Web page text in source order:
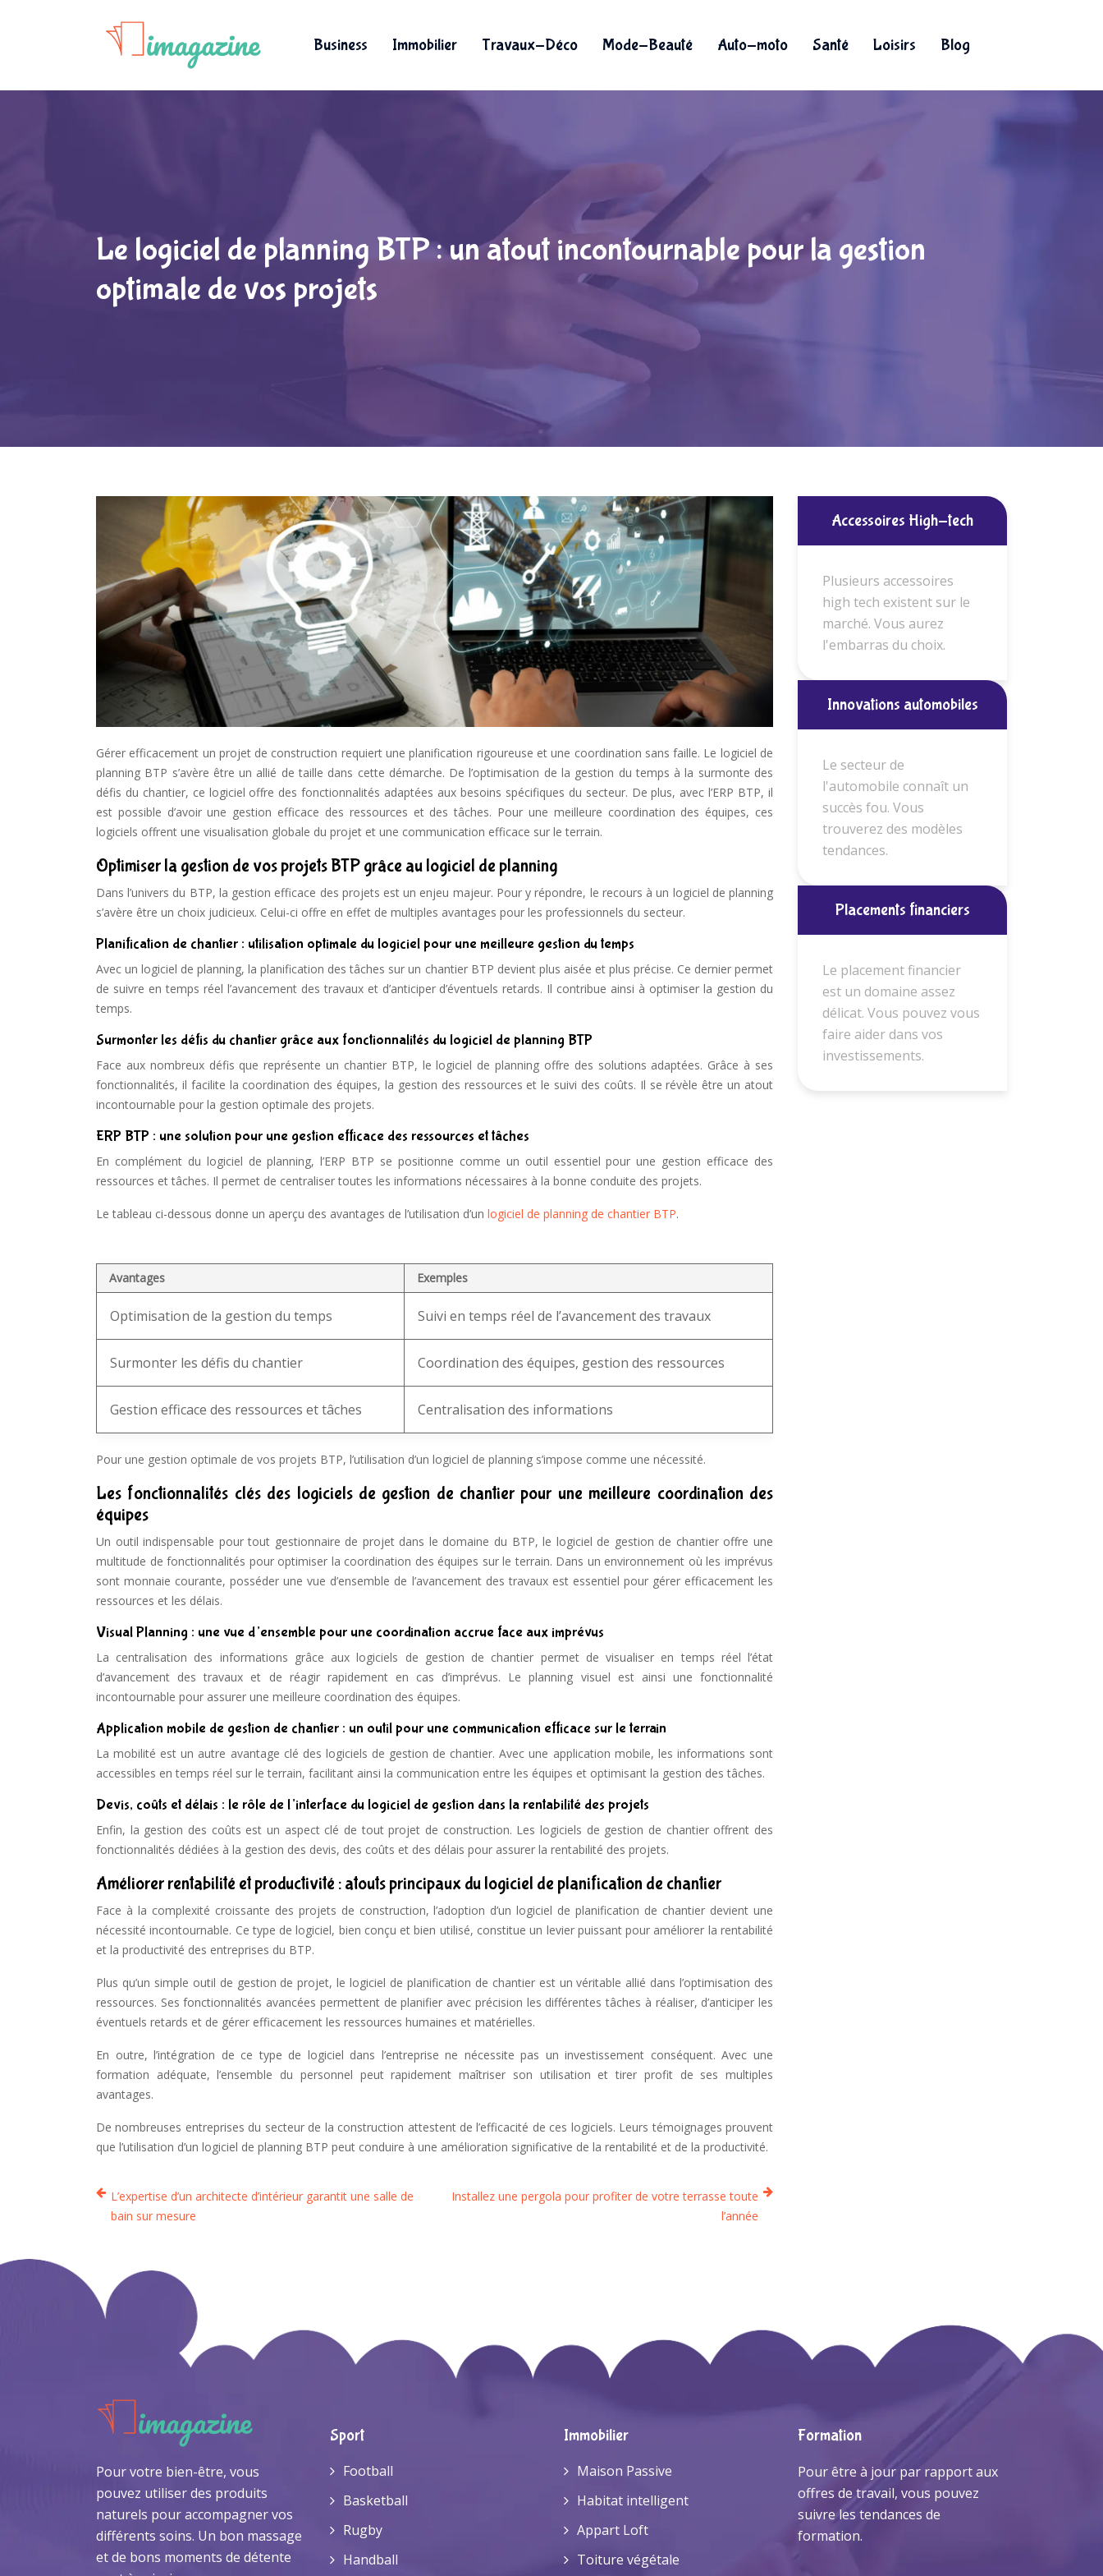
Business Immobilier Travaux-Déco Mode-Beauté Auto-moto Santé Loisirs Blog
Le logiciel de planning BTP : un atout incontournable pour la gestion
optimale de vos projets
Gérer efficacement un projet de construction requiert une planification rigoureuse et une coordination sans faille. Le logiciel de
planning BTP s’avère être un allié de taille dans cette démarche. De l’optimisation de la gestion du temps à la surmonte des
défis du chantier, ce logiciel offre des fonctionnalités adaptées aux besoins spécifiques du secteur. De plus, avec l’ERP BTP, il
est possible d’avoir une gestion efficace des ressources et des tâches. Pour une meilleure coordination des équipes, ces
logiciels offrent une visualisation globale du projet et une communication efficace sur le terrain.
Optimiser la gestion de vos projets BTP grâce au logiciel de planning
Dans l’univers du BTP, la gestion efficace des projets est un enjeu majeur. Pour y répondre, le recours à un logiciel de planning
s’avère être un choix judicieux. Celui-ci offre en effet de multiples avantages pour les professionnels du secteur.
Planification de chantier : utilisation optimale du logiciel pour une meilleure gestion du temps
Avec un logiciel de planning, la planification des tâches sur un chantier BTP devient plus aisée et plus précise. Ce dernier permet
de suivre en temps réel l’avancement des travaux et d’anticiper d’éventuels retards. Il contribue ainsi à optimiser la gestion du
temps.
Surmonter les défis du chantier grâce aux fonctionnalités du logiciel de planning BTP
Face aux nombreux défis que représente un chantier BTP, le logiciel de planning offre des solutions adaptées. Grâce à ses
fonctionnalités, il facilite la coordination des équipes, la gestion des ressources et le suivi des coûts. Il se révèle être un atout
incontournable pour la gestion optimale des projets.
ERP BTP : une solution pour une gestion efficace des ressources et tâches
En complément du logiciel de planning, l’ERP BTP se positionne comme un outil essentiel pour une gestion efficace des
ressources et tâches. Il permet de centraliser toutes les informations nécessaires à la bonne conduite des projets.
Le tableau ci-dessous donne un aperçu des avantages de l’utilisation d’un logiciel de planning de chantier BTP.
Avantages Exemples
Optimisation de la gestion du temps Suivi en temps réel de l’avancement des travaux
Surmonter les défis du chantier Coordination des équipes, gestion des ressources
Gestion efficace des ressources et tâches Centralisation des informations
Pour une gestion optimale de vos projets BTP, l’utilisation d’un logiciel de planning s’impose comme une nécessité.
Les fonctionnalités clés des logiciels de gestion de chantier pour une meilleure coordination des
équipes
Un outil indispensable pour tout gestionnaire de projet dans le domaine du BTP, le logiciel de gestion de chantier offre une
multitude de fonctionnalités pour optimiser la coordination des équipes sur le terrain. Dans un environnement où les imprévus
sont monnaie courante, posséder une vue d’ensemble de l’avancement des travaux est essentiel pour gérer efficacement les
ressources et les délais.
Visual Planning : une vue d’ensemble pour une coordination accrue face aux imprévus
La centralisation des informations grâce aux logiciels de gestion de chantier permet de visualiser en temps réel l’état
d’avancement des travaux et de réagir rapidement en cas d’imprévus. Le planning visuel est ainsi une fonctionnalité
incontournable pour assurer une meilleure coordination des équipes.
Application mobile de gestion de chantier : un outil pour une communication efficace sur le terrain
La mobilité est un autre avantage clé des logiciels de gestion de chantier. Avec une application mobile, les informations sont
accessibles en temps réel sur le terrain, facilitant ainsi la communication entre les équipes et optimisant la gestion des tâches.
Devis, coûts et délais : le rôle de l’interface du logiciel de gestion dans la rentabilité des projets
Enfin, la gestion des coûts est un aspect clé de tout projet de construction. Les logiciels de gestion de chantier offrent des
fonctionnalités dédiées à la gestion des devis, des coûts et des délais pour assurer la rentabilité des projets.
Améliorer rentabilité et productivité : atouts principaux du logiciel de planification de chantier
Face à la complexité croissante des projets de construction, l’adoption d’un logiciel de planification de chantier devient une
nécessité incontournable. Ce type de logiciel, bien conçu et bien utilisé, constitue un levier puissant pour améliorer la rentabilité
et la productivité des entreprises du BTP.
Plus qu’un simple outil de gestion de projet, le logiciel de planification de chantier est un véritable allié dans l’optimisation des
ressources. Ses fonctionnalités avancées permettent de planifier avec précision les différentes tâches à réaliser, d’anticiper les
éventuels retards et de gérer efficacement les ressources humaines et matérielles.
En outre, l’intégration de ce type de logiciel dans l’entreprise ne nécessite pas un investissement conséquent. Avec une
formation adéquate, l’ensemble du personnel peut rapidement maîtriser son utilisation et tirer profit de ses multiples
avantages.
De nombreuses entreprises du secteur de la construction attestent de l’efficacité de ces logiciels. Leurs témoignages prouvent
que l’utilisation d’un logiciel de planning BTP peut conduire à une amélioration significative de la rentabilité et de la productivité.
L’expertise d’un architecte d’intérieur garantit une salle de
bain sur mesure
Installez une pergola pour profiter de votre terrasse toute
l’année
Accessoires High-tech
Plusieurs accessoires
high tech existent sur le
marché. Vous aurez
l'embarras du choix.
Innovations automobiles
Le secteur de
l'automobile connaît un
succès fou. Vous
trouverez des modèles
tendances.
Placements financiers
Le placement financier
est un domaine assez
délicat. Vous pouvez vous
faire aider dans vos
investissements.
Pour votre bien-être, vous
pouvez utiliser des produits
naturels pour accompagner vos
différents soins. Un bon massage
et de bons moments de détente
Sport
Football
Basketball
Rugby
Handball
Immobilier
Maison Passive
Habitat intelligent
Appart Loft
Toiture végétale
Formation
Pour être à jour par rapport aux
offres de travail, vous pouvez
suivre les tendances de
formation.